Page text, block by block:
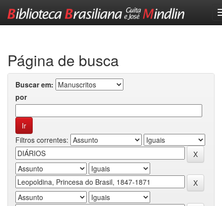
Página de busca
Buscar em:
por
Filtros correntes: